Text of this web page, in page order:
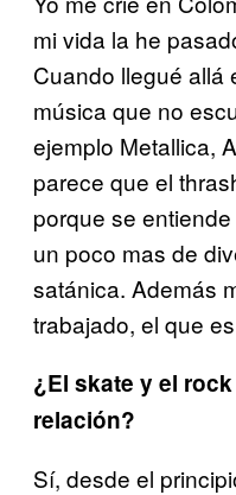
mi vida la he
Cuando llegué allá
música que no
ejemplo Metallica,
parece que el
porque se
un poco mas de
satánica. Además
trabajado, el que
¿El skate y el
relación?
Sí, desde el